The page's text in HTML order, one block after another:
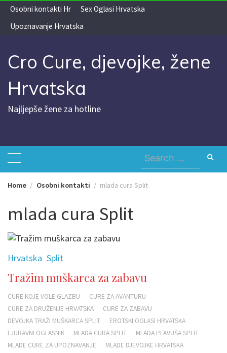
Skip
content
Osobni kontakti Hr
Sex Oglasi Hrvatska
Upoznavanje Hrvatska
Cro Cure, djevojke, žene
Hrvatska
Najljepše žene za hotline
Search
for:
Home Osobni kontakti mlada cura Split
mlada cura Split
Hrvatska Split
Tražim muškarca za zabavu
CURE KOJE VOLE GLAZBU
CURE ZA AVANTURU
CURE ZA DRUŽENJE HRVATSKA
CURE ZA ZABAVU
DEVOJKA TRAŽI MUŠKARCA SPLIT
EROTSKI OGLASI HRVATSKA
LJUBAVNI OGLASNIK
MLADA CURA SPLIT
MLADA PLAVUŠA SPLIT
MLADE CURE ZA UPOZNAVANJE
MLADE DJEVOJKE HRVATSKA